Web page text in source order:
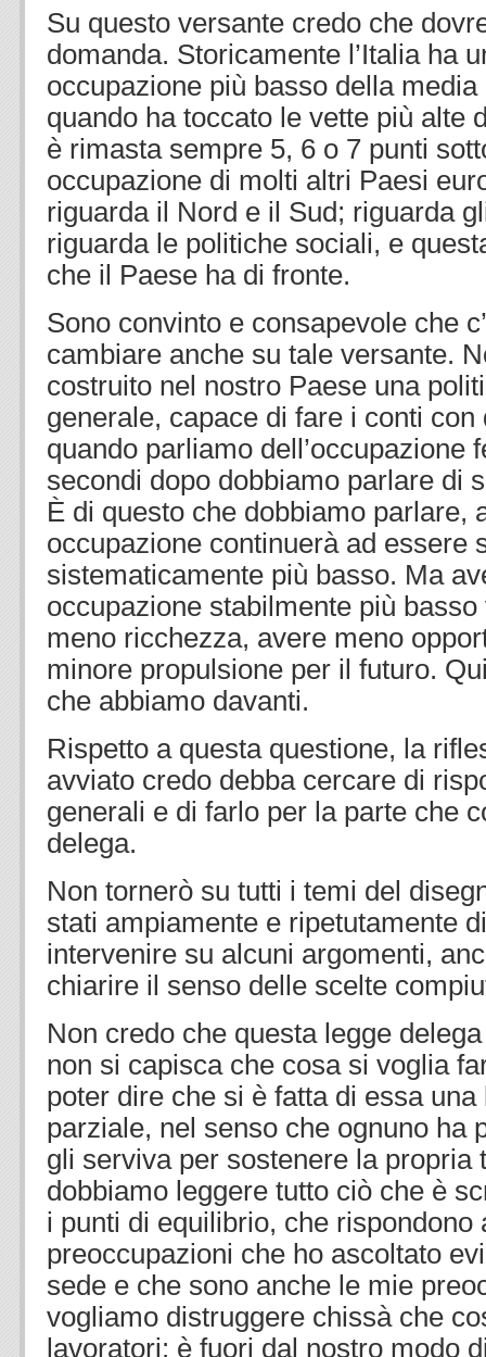
Su questo versante credo che
domanda. Storicamente l’Italia ha
occupazione più basso della
quando ha toccato le vette più alte
è rimasta sempre 5, 6 o 7 punti
occupazione di molti altri Paesi
riguarda il Nord e il Sud; riguarda
riguarda le politiche sociali, e
che il Paese ha di fronte.
Sono convinto e consapevole che
cambiare anche su tale versante.
costruito nel nostro Paese una
generale, capace di fare i conti con
quando parliamo dell’occupazione
secondi dopo dobbiamo parlare di
È di questo che dobbiamo parlare,
occupazione continuerà ad essere
sistematicamente più basso. Ma
occupazione stabilmente più
meno ricchezza, avere meno
minore propulsione per il futuro.
che abbiamo davanti.
Rispetto a questa questione, la
avviato credo debba cercare di
generali e di farlo per la parte che
delega.
Non tornerò su tutti i temi del
stati ampiamente e ripetutamente
intervenire su alcuni argomenti,
chiarire il senso delle scelte
Non credo che questa legge
non si capisca che cosa si voglia
poter dire che si è fatta di essa una
parziale, nel senso che ognuno ha
gli serviva per sostenere la propria
dobbiamo leggere tutto ciò che è
i punti di equilibrio, che rispondono
preoccupazioni che ho ascoltato
sede e che sono anche le mie
vogliamo distruggere chissà che
lavoratori: è fuori dal nostro modo